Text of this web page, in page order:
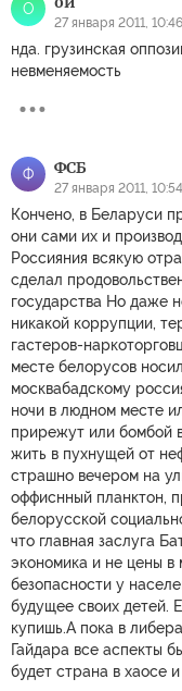
О
27 января 2011, 10:46
нда. грузинская
невменяемость
Ф ФСБ
27 января 2011, 10:54
Кончено, в Беларуси
они сами их и
Россияния всякую
сделал
государства Но даже
никакой коррупции,
гастеров-
месте белорусов
москвабадскому
ночи в людном месте
прирежут или бомбой
жить в пухнущей от
страшно вечером на
оффиснный планктон,
белорусской
что главная заслуга
экономика и не цены в
безопасности у
будущее своих детей.
купишь.А пока в
Гайдара все аспекты
будет страна в хаосе